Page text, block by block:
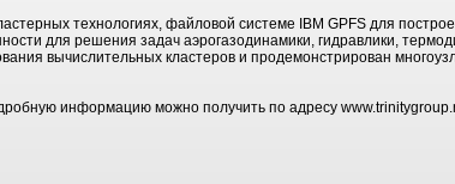
технологиях, файловой системе IBM GPFS для
для решения задач аэрогазодинамики, гидравлики,
вычислительных кластеров и продемонстрирован
информацию можно получить по адресу